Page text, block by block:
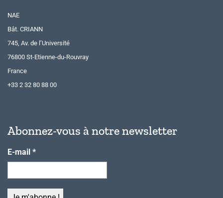
NAE
Bât. CRIANN
745, Av. de l’Université
76800 St-Etienne-du-Rouvray
France
+33 2 32 80 88 00
Abonnez-vous à notre newsletter
E-mail *